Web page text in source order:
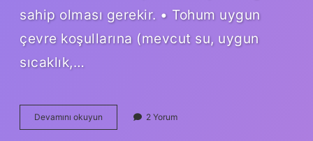
sahip olması gerekir. • Tohum uygun
çevre koşullarına (mevcut su, uygun
sıcaklık,…
Devamını okuyun
Kolay
2 Yorum